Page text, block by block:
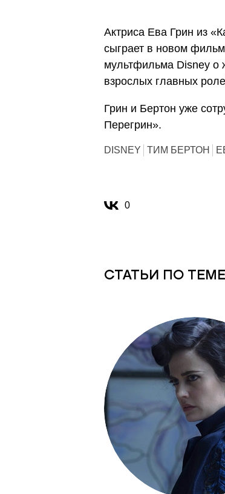
Актриса Ева Грин из
сыграет в новом
мультфильма Disney о
взрослых главных
Грин и Бертон уже
Перегрин».
DISNEY ТИМ БЕРТОН
0
СТАТЬИ ПО ТЕМЕ